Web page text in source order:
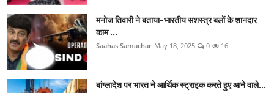
मनोज तिवारी ने बताया-भारतीय सशस्त्र बलों के शानदार
काम ...
Saahas Samachar May 18, 2025 0 16
बांग्लादेश पर भारत ने आर्थिक स्ट्राइक करते हुए आने वाले...